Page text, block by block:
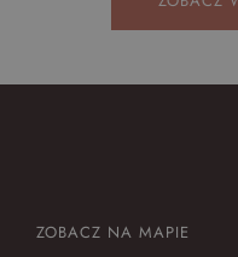
ZOBACZ NA MAPIE